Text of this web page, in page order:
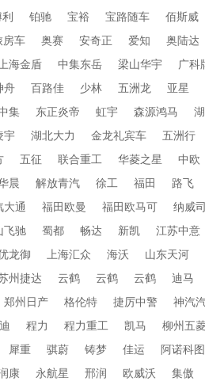
铂驰 宝裕 宝路随车 佰斯威
房车 奥赛 安奇正 爱知 奥陆达
海金盾 中集东岳 梁山华宇 广科
舟 百路佳 少林 五洲龙 亚星
集 东正炎帝 虹宇 森源鸿马
宇 湖北大力 金龙礼宾车 五洲行
五征 联合重工 华菱之星 中欧
晨 解放青汽 徐工 福田 路飞
大通 福田欧曼 福田欧马可 纳威
飞驰 蜀都 畅达 新凯 江苏中意
龙御 上海汇众 海沃 山东天河
州捷达 云鹤 云鹤 云鹤 迪马
郑州日产 格伦特 捷厉中警 神汽
程力 程力重工 凯马 柳州五
犀重 骐蔚 铸梦 佳运 阿诺科图
康 永航星 邢润 欧威沃 集傲